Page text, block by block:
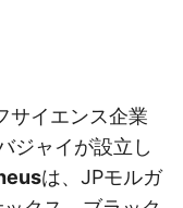
サイエンス企業
ジャイが設立し
は、JPモルガ